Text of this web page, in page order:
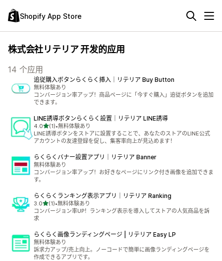
Shopify App Store
株式会社リテリア 开发的应用
14 个应用
追従購入ボタンらくらく挿入｜リテリア Buy Button
無料体験あり
コンバージョン率アップ！商品ページに「今すぐ購入」追従ボタンを追加
できます。
LINE誘導ボタンらくらく設置｜リテリア LINE誘導
4.0星（满分 5 星）
(1)
总共 1 条评论
•無料体験あり
LINE誘導ボタンをストアに設置することで、あなたのストアのLINE公式
アカウントの友達登録を促し、集客率向上が見込めます！
らくらくバナー設置アプリ｜リテリア Banner
無料体験あり
コンバージョン率アップ！お好きなページにリンク付き画像を追加できま
す。
らくらくランキング表示アプリ｜リテリア Ranking
3.0星（满分 5 星）
(1)
总共 1 条评论
•無料体験あり
コンバージョン率UP！ランキング表示を導入してストアの人気商品を訴
求
らくらく画像ランディングページ | リテリア Easy LP
無料体験あり
訴求力アップ/売上向上。ノーコードで簡単に画像ランディングページを
作成できるアプリです。